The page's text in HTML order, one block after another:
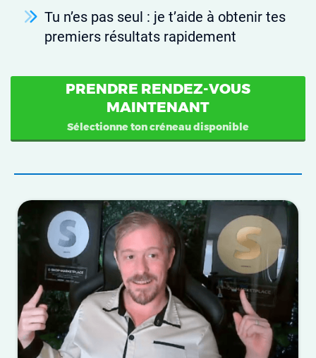
Tu n’es pas seul : je t’aide à obtenir tes
premiers résultats rapidement
PRENDRE RENDEZ-VOUS
MAINTENANT
Sélectionne ton créneau disponible